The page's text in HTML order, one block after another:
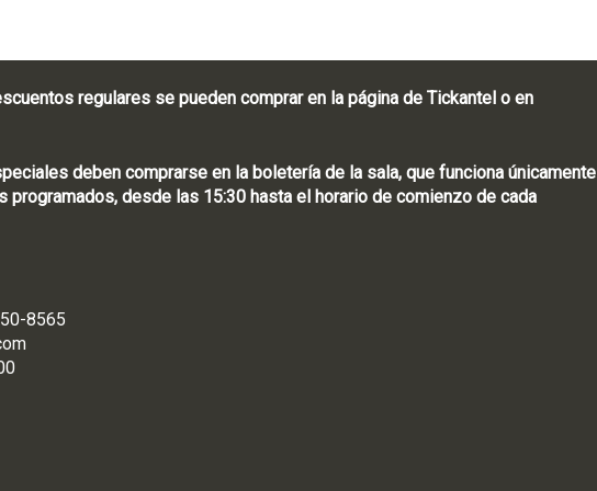
regulares se pueden comprar en la página de Tickantel o en
deben comprarse en la boletería de la sala, que funciona únicamente
programados, desde las 15:30 hasta el horario de comienzo de cada
[598 2] 1950-8565
- Uruguay | CP 11100